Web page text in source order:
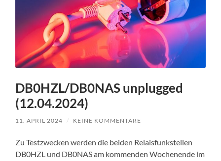
DB0HZL/DB0NAS unplugged
(12.04.2024)
11. APRIL 2024 / KEINE KOMMENTARE
Zu Testzwecken werden die beiden Relaisfunkstellen
DB0HZL und DB0NAS am kommenden Wochenende im